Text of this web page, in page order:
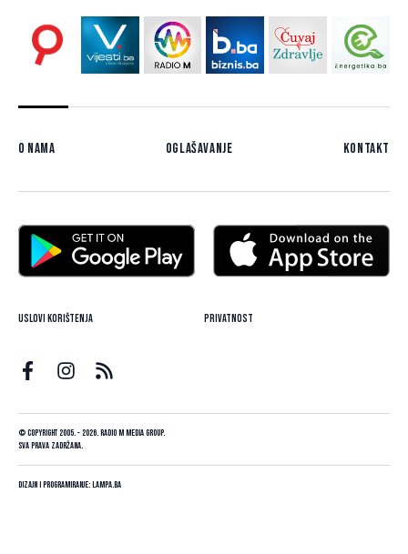
O nama Oglašavanje Kontakt
Uslovi korištenja Privatnost
© Copyright 2005. - 2026. Radio M Media Group.
Sva prava zadržana.
Dizajn i programiranje:Lampa.ba